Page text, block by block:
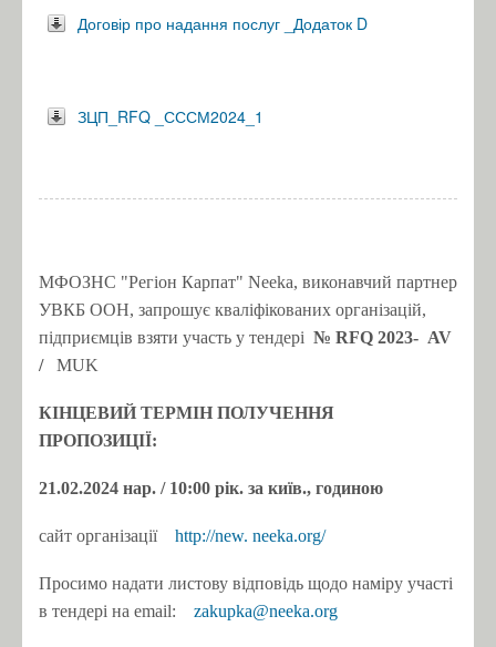
Договір про надання послуг _Додаток D
ЗЦП_RFQ _СССМ2024_1
МФОЗНС "Регіон Карпат" Neeka, виконавчий партнер
УВКБ ООН, запрошує кваліфікованих організацій,
підприємців взяти участь у тендері № RFQ 2023- AV
/
MUK
КІНЦЕВИЙ ТЕРМІН ПОЛУЧЕННЯ
ПРОПОЗИЦІЇ:
21.02.2024 нар. / 10:00 рік. за київ., годиною
сайт організації http://new. neeka.org/
Просимо надати листову відповідь щодо наміру участі
в тендері на email: zakupka@neeka.org